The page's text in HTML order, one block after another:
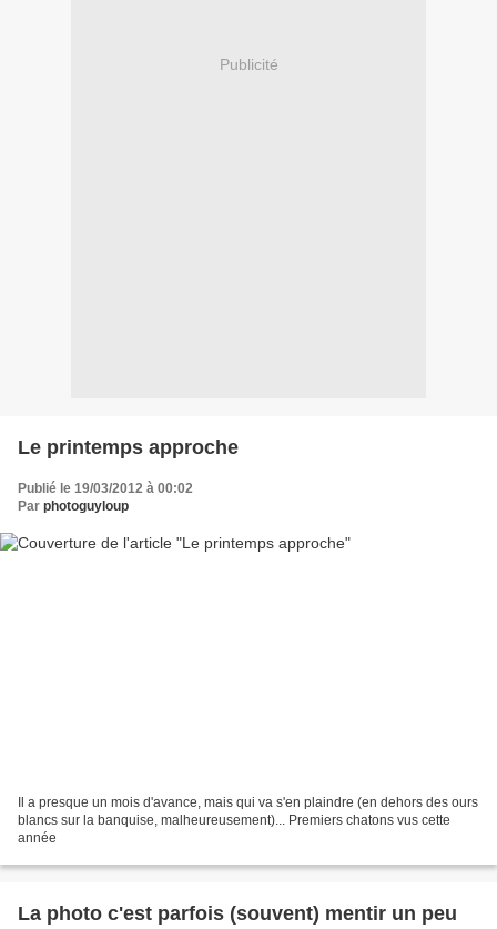
Publicité
Le printemps approche
Publié le 19/03/2012 à 00:02
Par photoguyloup
Il a presque un mois d'avance, mais qui va s'en plaindre (en dehors des ours
blancs sur la banquise, malheureusement)... Premiers chatons vus cette
année
La photo c'est parfois (souvent) mentir un peu